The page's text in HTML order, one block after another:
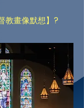
教畫像默想】?